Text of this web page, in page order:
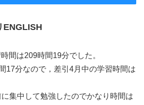
ENGLISH
間は209時間19分でした。
17分なので，差引4月中の学習時間は
集中して勉強したのでかなり時間は